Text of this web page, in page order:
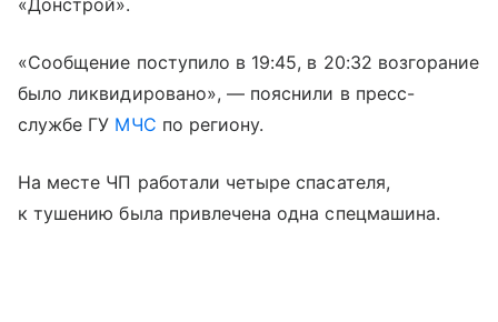
«Сообщение поступило в 19:45, в 20:32 возгорание
было ликвидировано», — пояснили в пресс-
службе ГУ МЧС по региону.
На месте ЧП работали четыре спасателя,
к тушению была привлечена одна спецмашина.